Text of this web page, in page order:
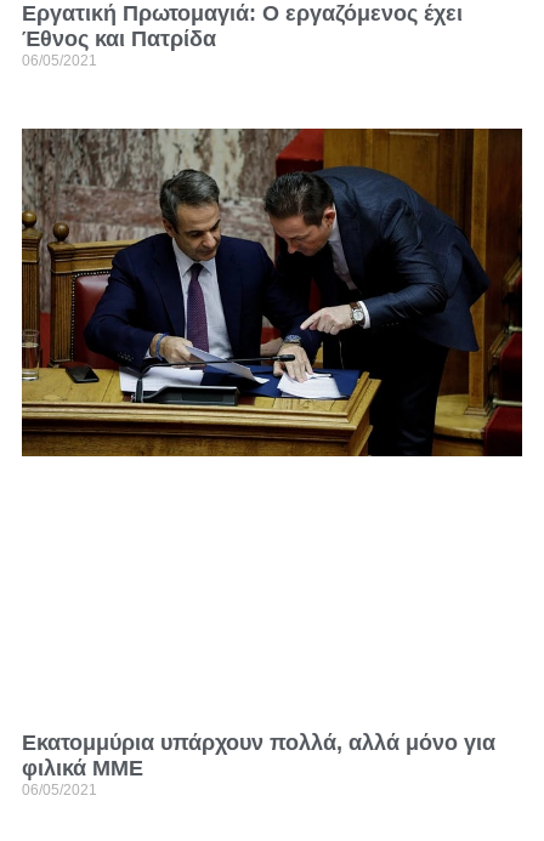
Εργατική Πρωτομαγιά: Ο εργαζόμενος έχει
Έθνος και Πατρίδα
06/05/2021
Εκατομμύρια υπάρχουν πολλά, αλλά μόνο για
φιλικά ΜΜΕ
06/05/2021